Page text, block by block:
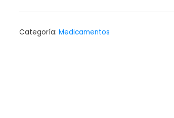
Categoría:Medicamentos